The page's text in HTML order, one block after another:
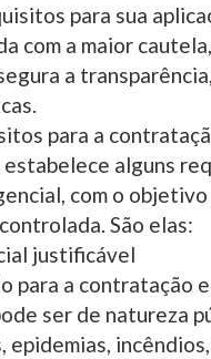
para sua
com a maior
a
para a
alguns
com o
São elas:
justificável
para a contratação
ser de natureza
epidemias,